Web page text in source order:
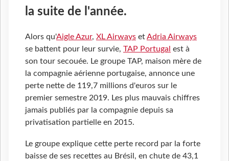
la suite de l'année.
Alors qu'Aigle Azur, XL Airways etAdria Airways
se battent pour leur survie, TAP Portugal est à
son tour secouée. Le groupe TAP, maison mère de
la compagnie aérienne portugaise, annonce une
perte nette de 119,7 millions d'euros sur le
premier semestre 2019. Les plus mauvais chiffres
jamais publiés par la compagnie depuis sa
privatisation partielle en 2015.
Le groupe explique cette perte record par la forte
baisse de ses recettes au Brésil, en chute de 43,1